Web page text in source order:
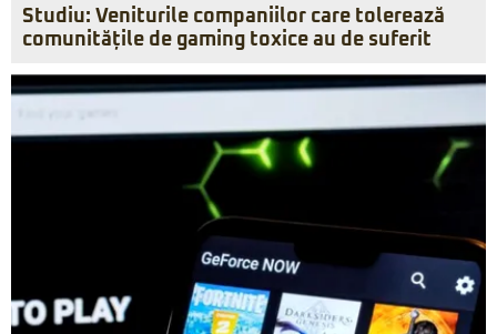
Studiu: Veniturile companiilor care tolerează
comunitățile de gaming toxice au de suferit